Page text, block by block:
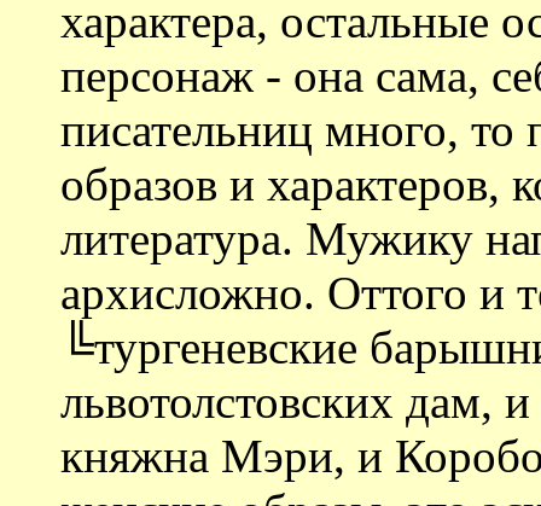
характера, остальные
персонаж - она сама,
писательниц много, то
образов и характеров,
литература. Мужику
архисложно. Оттого и
╚тургеневские
львотолстовских дам,
княжна Мэри, и